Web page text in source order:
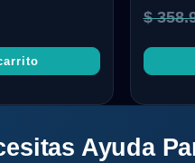
$
Ayuda